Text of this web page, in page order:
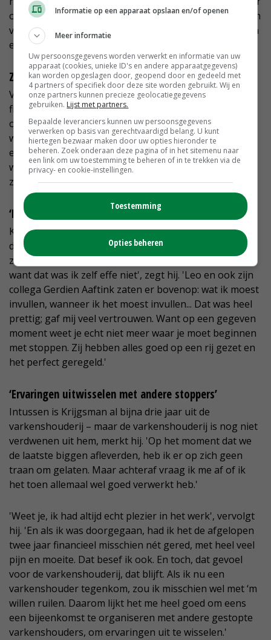
ook. En om er nou nog een huis bij te bouwen voor een
van de zonen, dat zie ik niet zitten, met z'n allen op één
erf...'
Zelfstandig ondernemerschap blijft trekken
Verkoop van de 1.000 vierkante meter bouwgrond lijkt
financieel de meest aantrekkelijke optie. 'Dat kan
ongeveer € 100.000 opleveren', schat hij in. 'Maar we
weten nog niet of we dat gaan doen. We mogen hier
eventueel ook nog een schuur bouwen. Ik ben nu 52,
wie weet ga ik toch nog iets opstarten. Want het
zelfstandige ondernemerschap, dat blijft toch trekken.'
‘Leo was doortastend’
Krijgsman kijkt zeer positief terug op de begeleiding
door Leo Rouhof in het hele saneringsproces. 'Leo is
zeer doortastend. Dat had ik op dat moment nodig,
want dat was ik zelf effe niet', zegt hij. 'Leo en ook zijn
collega Gerdien Aaftink zaten er bovenop: wat ik moest
invullen, wanneer ik het moest invullen... Dat was heel
prettig; gaf mij veel vertrouwen. Want op een gegeven
moment weet je echt niet meer waar je moet beginnen
met stoppen. Zij hebben alles goed op een rij gezet en
het perfect geregeld.'
‘Ervaringen uitwisselen met andere stoppers’
Intussen is Krijgsman al bijna drie jaar uit de
varkenshouderij – maar de varkenshouderij is nog niet
verdwenen uit hem, merkt hij. 'Op het moment dat we
de laatste biggen afleverden, heb ik er op zich geen
traan om gelaten. Maar achteraf vraag ik me af of ik
het toen allemaal wel goed verwerkt heb.'
'Weet je, ik had altijd echt plezier in het werk', vervolgt
hij. 'En als ik was doorgegaan, had ik het de afgelopen
twee jaar financieel misschien nét gered, met heel veel
pijn en moeite. Dat besef ik ook. En toch, dat gevoel
voor de varkenshouderij, dat blijft. Als ik nu een
varkenshouder tegenkom, zou ik misschien wel met ‘m
willen ruilen. Daarom lijkt het me heel goed om eens
een bijeenkomst te organiseren met andere gestopte
varkenshouders, om ervaringen uit te wisselen.'
Informatie op een apparaat opslaan en/of openen
Meer informatie
Uw persoonsgegevens worden verwerkt en informatie van uw
apparaat (cookies, unieke ID's en andere apparaatgegevens)
kan worden opgeslagen door, geopend door en gedeeld met
4 partners of specifiek door deze site worden gebruikt. Wij en
onze partners kunnen precieze geolocatiegegevens
gebruiken. Lijst met partners.
Bepaalde leveranciers kunnen uw persoonsgegevens
verwerken op basis van gerechtvaardigd belang. U kunt
hiertegen bezwaar maken door uw opties hieronder te
beheren. Zoek onderaan deze pagina of in het sitemenu naar
een link om uw toestemming te beheren of in te trekken via de
privacy- en cookie-instellingen.
Toestemming
Opties beheren